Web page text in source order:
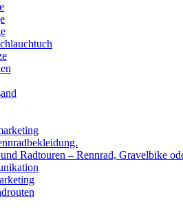
Radtouren – Rennrad, Gravelbike